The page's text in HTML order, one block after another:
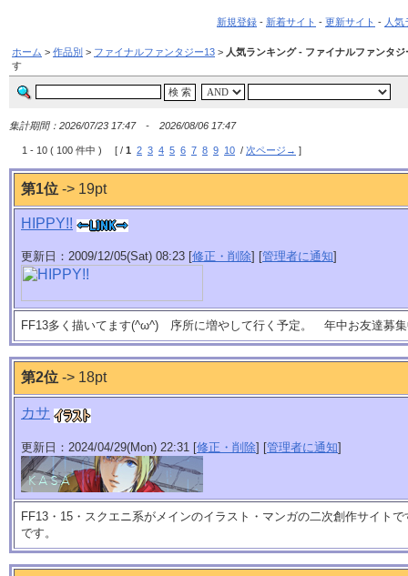
新規登録 - 新着サイト - 更新サイト - 人
ホーム > 作品別 > ファイナルファンタジー13 > 人気ランキング - ファイナルファンタジ
す
集計期間：2026/07/23 17:47 - 2026/08/06 17:47
1 - 10 ( 100 件中 ) [ / 1 2 3 4 5 6 7 8 9 10 / 次ページ→ ]
第1位 -> 19pt
HIPPY!!
更新日：2009/12/05(Sat) 08:23 [修正・削除] [管理者に通知]
FF13多く描いてます(^ω^) 序所に増やして行く予定。 年中お友達募
第2位 -> 18pt
カサ
更新日：2024/04/29(Mon) 22:31 [修正・削除] [管理者に通知]
FF13・15・スクエニ系がメインのイラスト・マンガの二次創作サイト
です。